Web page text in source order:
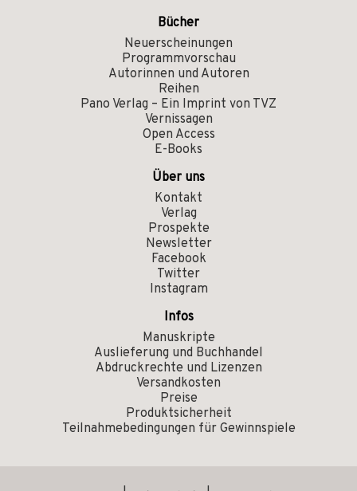
Bücher
Neuerscheinungen
Programmvorschau
Autorinnen und Autoren
Reihen
Pano Verlag – Ein Imprint von TVZ
Vernissagen
Open Access
E-Books
Über uns
Kontakt
Verlag
Prospekte
Newsletter
Facebook
Twitter
Instagram
Infos
Manuskripte
Auslieferung und Buchhandel
Abdruckrechte und Lizenzen
Versandkosten
Preise
Produktsicherheit
Teilnahmebedingungen für Gewinnspiele